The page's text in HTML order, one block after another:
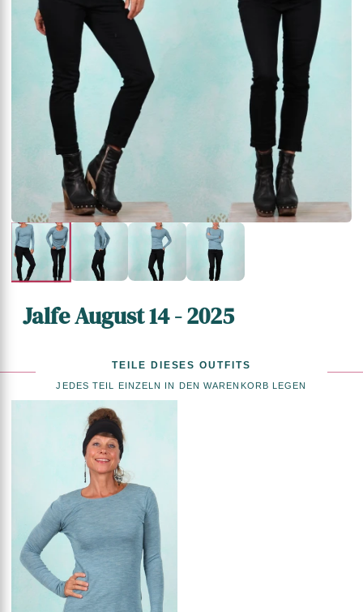
Jalfe August 14 - 2025
TEILE DIESES OUTFITS
JEDES TEIL EINZELN IN DEN WARENKORB LEGEN